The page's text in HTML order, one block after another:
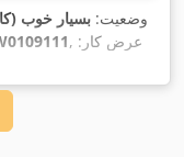
وضعیت: بسیار خوب
, عرض کار:
,